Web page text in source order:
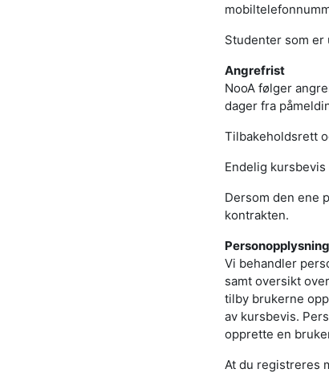
Studenter som er
Angrefrist
NooA følger
dager fra
Tilbakeholdsrett
Endelig
Dersom den ene
kontrakten.
Vi behandler
samt oversikt
tilby brukerne
av kursbevis.
opprette en
At du registreres